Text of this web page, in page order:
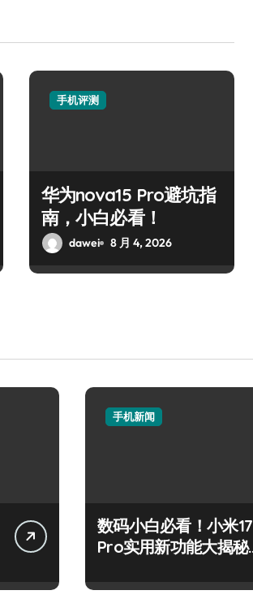
手机评测
华为nova15 Pro避坑指
南，小白必看！
dawei 8 月 4, 2026
手机新闻
数码小白必看！小米17
Pro实用新功能大揭秘